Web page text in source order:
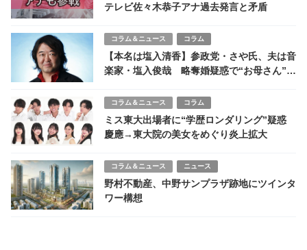
テレビ佐々木恭子アナ過去発言と矛盾
コラム＆ニュース コラム
【本名は塩入清香】参政党・さや氏、夫は音
楽家・塩入俊哉 略奪婚疑惑で“お母さん”イ
コラム＆ニュース コラム
ミス東大出場者に“学歴ロンダリング”疑惑
慶應→東大院の美女をめぐり炎上拡大
コラム＆ニュース ニュース
野村不動産、中野サンプラザ跡地にツインタ
ワー構想